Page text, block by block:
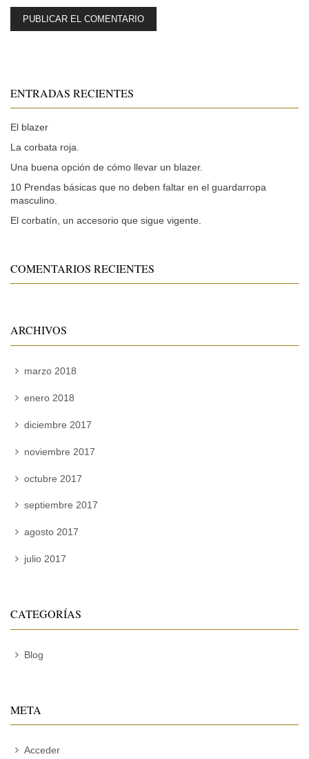
ENTRADAS RECIENTES
El blazer
La corbata roja.
Una buena opción de cómo llevar un blazer.
10 Prendas básicas que no deben faltar en el guardarropa
masculino.
El corbatín, un accesorio que sigue vigente.
COMENTARIOS RECIENTES
ARCHIVOS
marzo 2018
enero 2018
diciembre 2017
noviembre 2017
octubre 2017
septiembre 2017
agosto 2017
julio 2017
CATEGORÍAS
Blog
META
Acceder